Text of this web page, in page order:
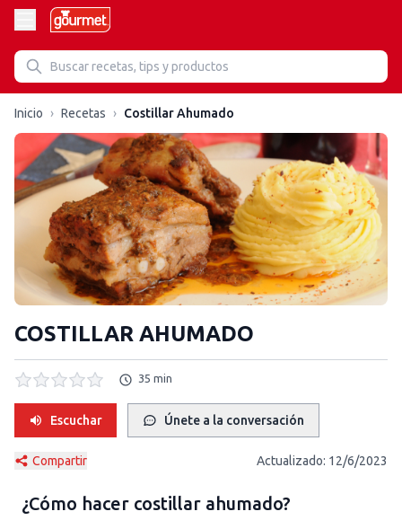
Inicio › Recetas › Costillar Ahumado
COSTILLAR AHUMADO
35 min
Escuchar Únete a la conversación
Compartir Actualizado: 12/6/2023
¿Cómo hacer costillar ahumado?